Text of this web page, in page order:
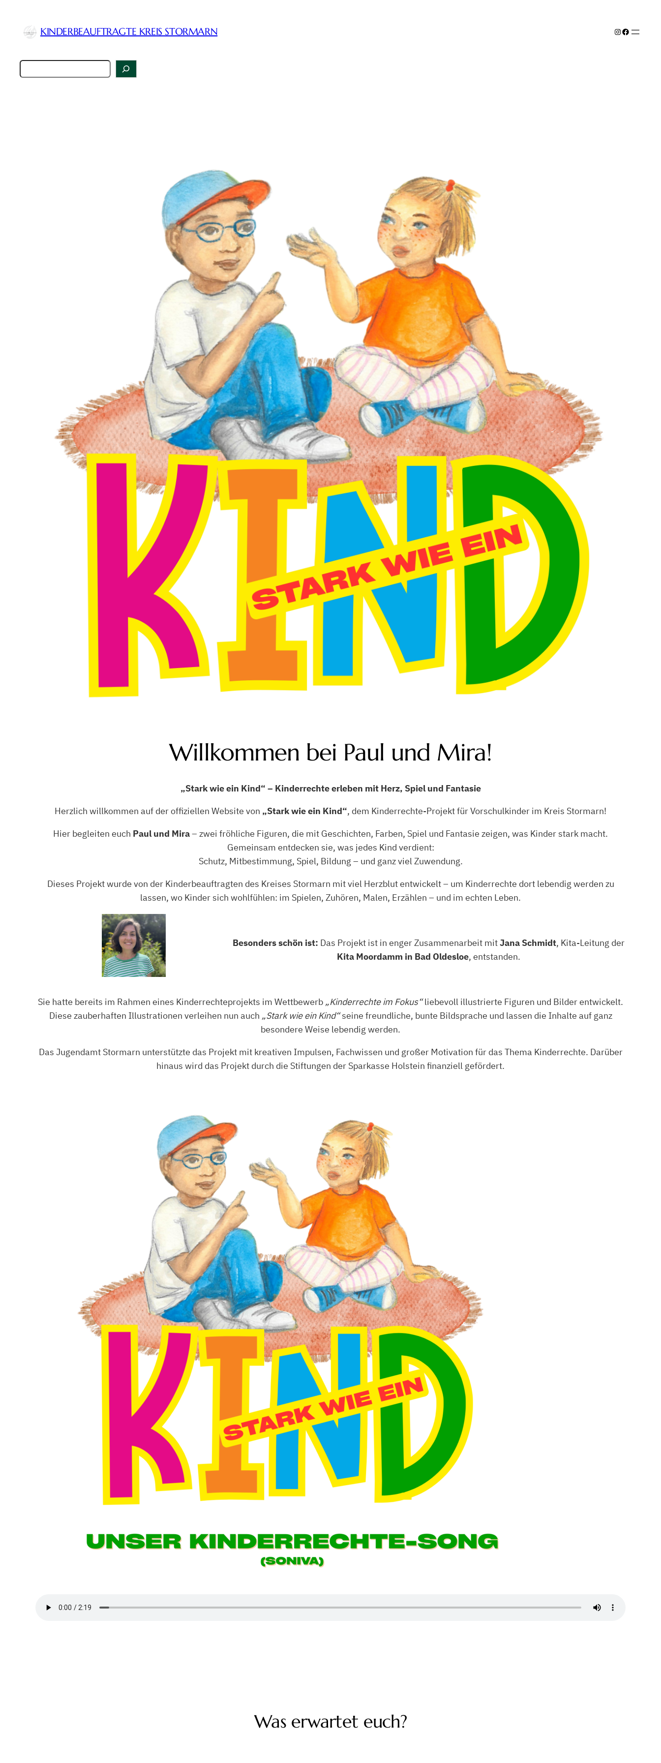
springen
KINDERBEAUFTRAGTE KREIS STORMARN Instagram
Facebook
Suchen
Willkommen bei Paul und Mira!
„Stark wie ein Kind“ – Kinderrechte erleben mit Herz, Spiel und Fantasie
Herzlich willkommen auf der offiziellen Website von „Stark wie ein Kind“, dem Kinderrechte-Projekt für Vorschulkinder im Kreis Stormarn!
Hier begleiten euch Paul und Mira– zwei fröhliche Figuren, die mit Geschichten, Farben, Spiel und Fantasie zeigen, was Kinder stark macht.
Gemeinsam entdecken sie, was jedes Kind verdient:
Schutz, Mitbestimmung, Spiel, Bildung – und ganz viel Zuwendung.
Dieses Projekt wurde von der Kinderbeauftragten des Kreises Stormarn mit viel Herzblut entwickelt – um Kinderrechte dort lebendig werden zu
lassen, wo Kinder sich wohlfühlen: im Spielen, Zuhören, Malen, Erzählen – und im echten Leben.
Besonders schön ist: Das Projekt ist in enger Zusammenarbeit mitJana Schmidt, Kita-Leitung der
Kita Moordamm in Bad Oldesloe, entstanden.
Sie hatte bereits im Rahmen eines Kinderrechteprojekts im Wettbewerb „Kinderrechte im Fokus“liebevoll illustrierte Figuren und Bilder entwickelt.
Diese zauberhaften Illustrationen verleihen nun auch „Stark wie ein Kind“seine freundliche, bunte Bildsprache und lassen die Inhalte auf ganz
besondere Weise lebendig werden.
Das Jugendamt Stormarn unterstützte das Projekt mit kreativen Impulsen, Fachwissen und großer Motivation für das Thema Kinderrechte. Darüber
hinaus wird das Projekt durch die Stiftungen der Sparkasse Holstein finanziell gefördert.
Was erwartet euch?